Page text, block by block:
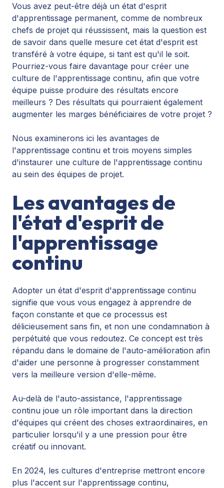
Vous avez peut-être déjà un état d'esprit
d'apprentissage permanent, comme de nombreux
chefs de projet qui réussissent, mais la question est
de savoir dans quelle mesure cet état d'esprit est
transféré à votre équipe, si tant est qu'il le soit.
Pourriez-vous faire davantage pour créer une
culture de l'apprentissage continu, afin que votre
équipe puisse produire des résultats encore
meilleurs ? Des résultats qui pourraient également
augmenter les marges bénéficiaires de votre projet ?
Nous examinerons ici les avantages de
l'apprentissage continu et trois moyens simples
d'instaurer une culture de l'apprentissage continu
au sein des équipes de projet.
Les avantages de
l'état d'esprit de
l'apprentissage
continu
Adopter un état d'esprit d'apprentissage continu
signifie que vous vous engagez à apprendre de
façon constante et que ce processus est
délicieusement sans fin, et non une condamnation à
perpétuité que vous redoutez. Ce concept est très
répandu dans le domaine de l'auto-amélioration afin
d'aider une personne à progresser constamment
vers la meilleure version d'elle-même.
Au-delà de l'auto-assistance, l'apprentissage
continu joue un rôle important dans la direction
d'équipes qui créent des choses extraordinaires, en
particulier lorsqu'il y a une pression pour être
créatif ou innovant.
En 2024, les cultures d'entreprise mettront encore
plus l'accent sur l'apprentissage continu,